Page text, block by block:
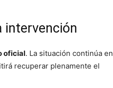
intervención
oficial. La situación continúa en
recuperar plenamente el